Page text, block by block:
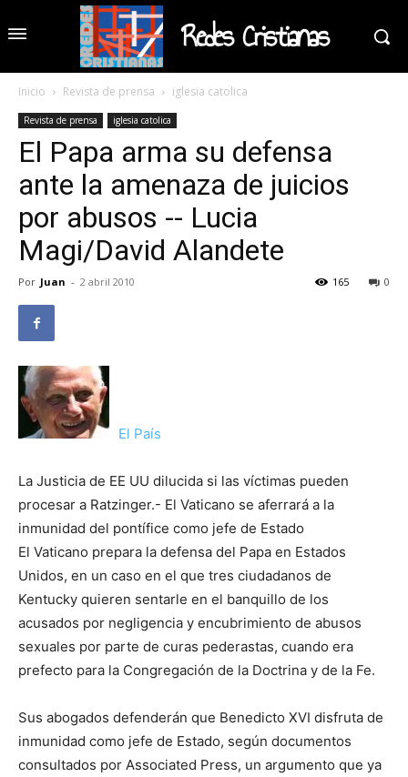
Redes Cristianas
Inicio Revista de prensa iglesia catolica
Revista de prensa iglesia catolica
El Papa arma su defensa
ante la amenaza de juicios
por abusos -- Lucia
Magi/David Alandete
Por Juan - 2 abril 2010 0
165
El País
La Justicia de EE UU dilucida si las víctimas pueden
procesar a Ratzinger.- El Vaticano se aferrará a la
inmunidad del pontífice como jefe de Estado
El Vaticano prepara la defensa del Papa en Estados
Unidos, en un caso en el que tres ciudadanos de
Kentucky quieren sentarle en el banquillo de los
acusados por negligencia y encubrimiento de abusos
sexuales por parte de curas pederastas, cuando era
prefecto para la Congregación de la Doctrina y de la Fe.
Sus abogados defenderán que Benedicto XVI disfruta de
inmunidad como jefe de Estado, según documentos
consultados por Associated Press, un argumento que ya